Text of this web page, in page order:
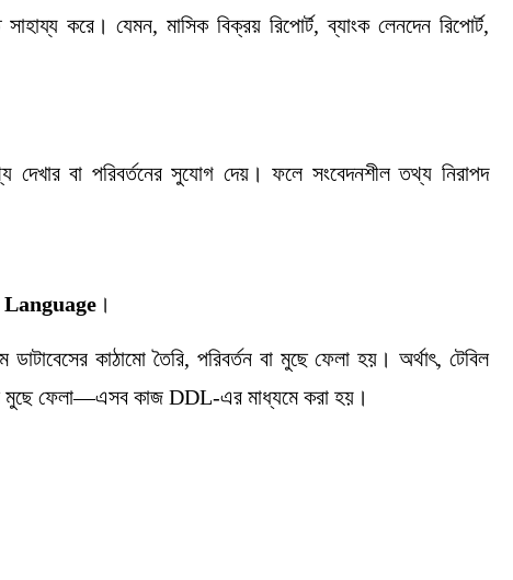
করে। যেমন, মাসিক বিক্রয় রিপোর্ট, ব্যাংক লেনদেন রিপোর্ট,
বা পরিবর্তনের সুযোগ দেয়। ফলে সংবেদনশীল তথ্য নিরাপদ
।
কাঠামো তৈরি, পরিবর্তন বা মুছে ফেলা হয়। অর্থাৎ, টেবিল
মুছে ফেলা—এসব কাজ DDL-এর মাধ্যমে করা হয়।